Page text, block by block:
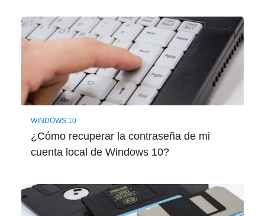
WINDOWS 10
¿Cómo recuperar la contraseña de mi
cuenta local de Windows 10?